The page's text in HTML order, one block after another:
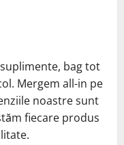
bag tot
Mergem all-in pe
noastre sunt
fiecare produs